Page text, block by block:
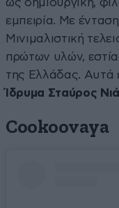
ως δημιουργική,
εμπειρία. Με
Μινιμαλιστική
πρώτων υλών,
της Ελλάδας. Αυτά
Ίδρυμα Σταύρος
Cookoovaya